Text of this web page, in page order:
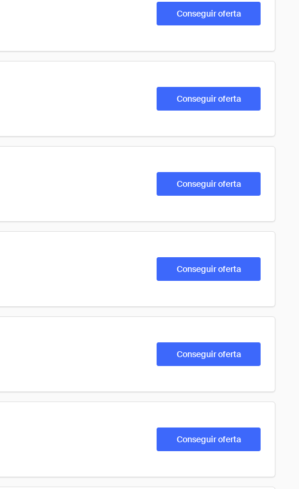
Conseguir oferta
Conseguir oferta
Conseguir oferta
Conseguir oferta
Conseguir oferta
Conseguir oferta